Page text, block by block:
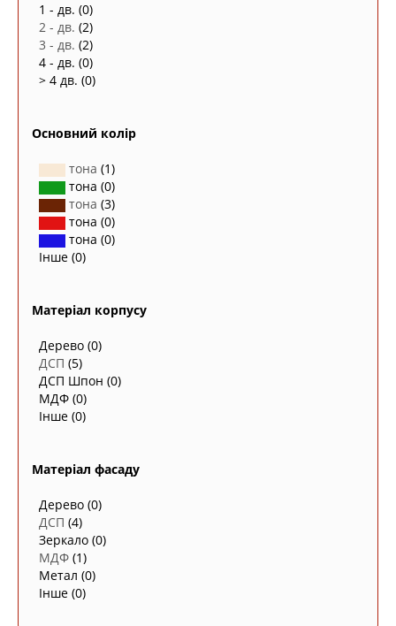
1 - дв. (0)
2 - дв. (2)
3 - дв. (2)
4 - дв. (0)
> 4 дв. (0)
Основний колір
тона (1)
тона (0)
тона (3)
тона (0)
тона (0)
Інше (0)
Матеріал корпусу
Дерево (0)
ДСП (5)
ДСП Шпон (0)
МДФ (0)
Інше (0)
Матеріал фасаду
Дерево (0)
ДСП (4)
Зеркало (0)
МДФ (1)
Метал (0)
Інше (0)